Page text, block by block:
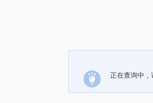
正在查询中，